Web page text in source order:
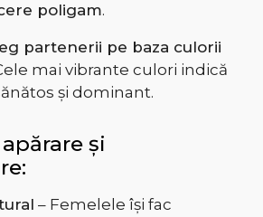
poligam.
partenerii pe baza culorii
mai vibrante culori indică
și dominant.
și
– Femelele își fac